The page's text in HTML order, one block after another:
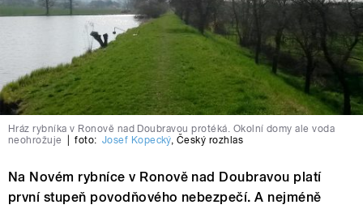
Hráz rybníka v Ronově nad Doubravou protéká. Okolní domy ale voda
neohrožuje
foto: Josef Kopecký, Český rozhlas
Na Novém rybníce v Ronově nad Doubravou platí
první stupeň povodňového nebezpečí. A nejméně